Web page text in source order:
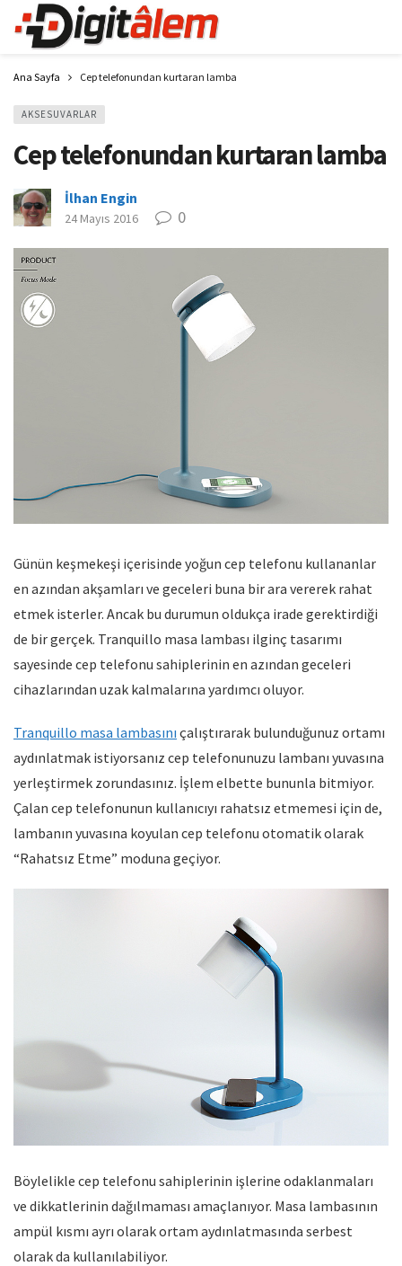
Ana Sayfa Cep telefonundan kurtaran lamba
AKSESUVARLAR
Cep telefonundan kurtaran lamba
İlhan Engin
24 Mayıs 2016 0
Günün keşmekeşi içerisinde yoğun cep telefonu kullananlar
en azından akşamları ve geceleri buna bir ara vererek rahat
etmek isterler. Ancak bu durumun oldukça irade gerektirdiği
de bir gerçek. Tranquillo masa lambası ilginç tasarımı
sayesinde cep telefonu sahiplerinin en azından geceleri
cihazlarından uzak kalmalarına yardımcı oluyor.
Tranquillo masa lambasını çalıştırarak bulunduğunuz ortamı
aydınlatmak istiyorsanız cep telefonunuzu lambanı yuvasına
yerleştirmek zorundasınız. İşlem elbette bununla bitmiyor.
Çalan cep telefonunun kullanıcıyı rahatsız etmemesi için de,
lambanın yuvasına koyulan cep telefonu otomatik olarak
“Rahatsız Etme” moduna geçiyor.
Böylelikle cep telefonu sahiplerinin işlerine odaklanmaları
ve dikkatlerinin dağılmaması amaçlanıyor. Masa lambasının
ampül kısmı ayrı olarak ortam aydınlatmasında serbest
olarak da kullanılabiliyor.